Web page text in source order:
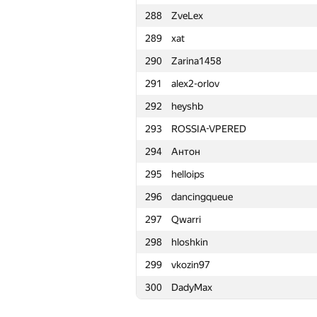
288
ZveLex
289
xat
290
Zarina1458
291
alex2-orlov
292
heyshb
293
ROSSIA-VPERED
294
Антон
295
helloips
296
dancingqueue
297
Qwarri
298
hloshkin
299
vkozin97
300
DadyMax
265
Роман Хайдаров
266
OlegIlich
267
issergeev
268
Gabriel Cojocaru
269
ladisgin
270
ChertokN96
271
Sergey Tarasov
272
mitikgr
273
pavel.sotnik27
274
Евгения
275
runiner
276
Sergey Kreys
277
kurenai3110